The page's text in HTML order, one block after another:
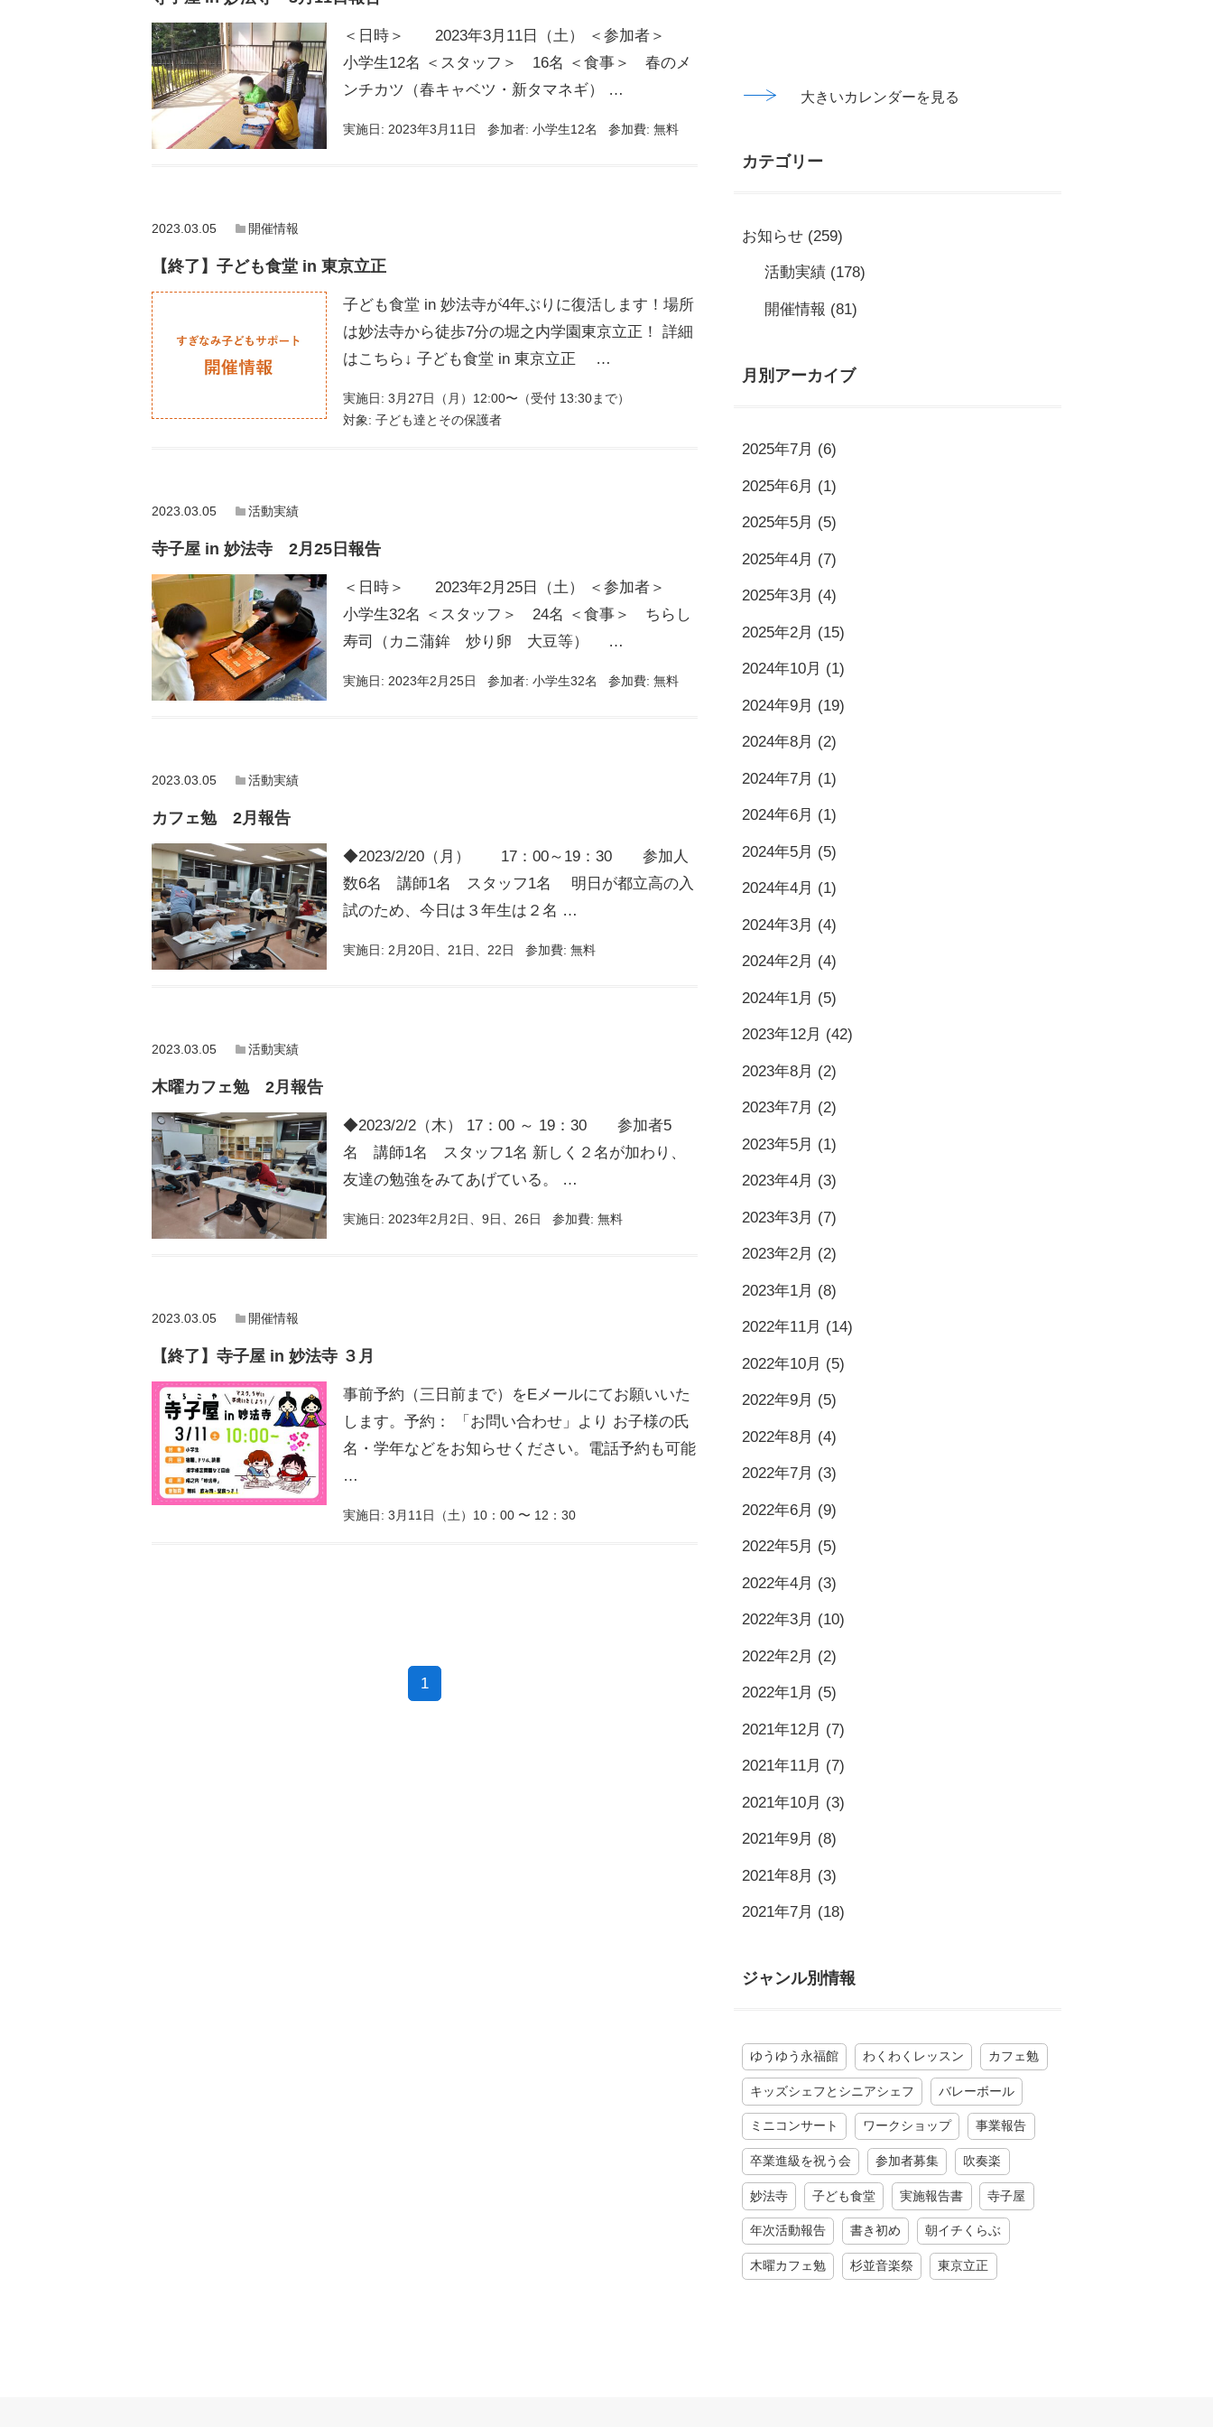
＜日時＞ 2023年3月11日（土） ＜参加者＞
小学生12名 ＜スタッフ＞ 16名 ＜食事＞ 春のメ
ンチカツ（春キャベツ・新タマネギ） …
実施日: 2023年3月11日 参加者: 小学生12名 参加費: 無料
2023.03.05 開催情報
【終了】子ども食堂 in 東京立正
子ども食堂 in 妙法寺が4年ぶりに復活します！場所
は妙法寺から徒歩7分の堀之内学園東京立正！ 詳細
はこちら↓ 子ども食堂 in 東京立正 …
実施日: 3月27日（月）12:00〜（受付 13:30まで）
対象: 子ども達とその保護者
2023.03.05 活動実績
寺子屋 in 妙法寺 2月25日報告
＜日時＞ 2023年2月25日（土） ＜参加者＞
小学生32名 ＜スタッフ＞ 24名 ＜食事＞ ちらし
寿司（カニ蒲鉾 炒り卵 大豆等） …
実施日: 2023年2月25日 参加者: 小学生32名 参加費: 無料
2023.03.05 活動実績
カフェ勉 2月報告
◆2023/2/20（月） 17：00～19：30 参加人
数6名 講師1名 スタッフ1名 明日が都立高の入
試のため、今日は３年生は２名 …
実施日: 2月20日、21日、22日 参加費: 無料
2023.03.05 活動実績
木曜カフェ勉 2月報告
◆2023/2/2（木） 17：00 ～ 19：30 参加者5
名 講師1名 スタッフ1名 新しく２名が加わり、
友達の勉強をみてあげている。 …
実施日: 2023年2月2日、9日、26日 参加費: 無料
2023.03.05 開催情報
【終了】寺子屋 in 妙法寺 ３月
事前予約（三日前まで）をEメールにてお願いいた
します。予約： 「お問い合わせ」より お子様の氏
名・学年などをお知らせください。電話予約も可能
…
実施日: 3月11日（土）10：00 〜 12：30
1
大きいカレンダーを見る
カテゴリー
お知らせ(259)
活動実績(178)
開催情報 (81)
月別アーカイブ
2025年7月 (6)
2025年6月 (1)
2025年5月 (5)
2025年4月 (7)
2025年3月 (4)
2025年2月 (15)
2024年10月 (1)
2024年9月 (19)
2024年8月 (2)
2024年7月 (1)
2024年6月 (1)
2024年5月 (5)
2024年4月 (1)
2024年3月 (4)
2024年2月 (4)
2024年1月 (5)
2023年12月 (42)
2023年8月 (2)
2023年7月 (2)
2023年5月 (1)
2023年4月 (3)
2023年3月 (7)
2023年2月 (2)
2023年1月 (8)
2022年11月 (14)
2022年10月 (5)
2022年9月 (5)
2022年8月 (4)
2022年7月 (3)
2022年6月 (9)
2022年5月 (5)
2022年4月 (3)
2022年3月 (10)
2022年2月 (2)
2022年1月 (5)
2021年12月 (7)
2021年11月 (7)
2021年10月 (3)
2021年9月 (8)
2021年8月 (3)
2021年7月 (18)
ジャンル別情報
ゆうゆう永福館 わくわくレッスン カフェ勉
キッズシェフとシニアシェフ バレーボール
ミニコンサート ワークショップ 事業報告
卒業進級を祝う会 参加者募集 吹奏楽
妙法寺 子ども食堂 実施報告書 寺子屋
年次活動報告 書き初め 朝イチくらぶ
木曜カフェ勉 杉並音楽祭 東京立正